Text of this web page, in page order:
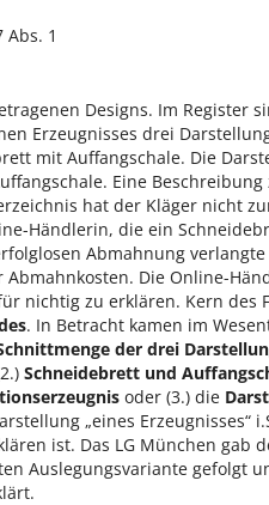
Abs. 1
Designs. Im Register
Erzeugnisses drei
mit Auffangschale. Die
Eine
hat der Kläger nicht
Händlerin, die ein
Abmahnung
Abmahnkosten. Die Online-
nichtig zu erklären. Kern des
. In Betracht kamen im
der drei
Schneidebrett und
oder (3.) die
„eines Erzeugnisses“
ist. Das LG München gab
Auslegungsvariante gefolgt